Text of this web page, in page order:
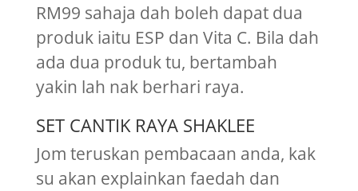
RM99 sahaja dah boleh dapat dua
produk iaitu ESP dan Vita C. Bila dah
ada dua produk tu, bertambah
yakin lah nak berhari raya.
SET CANTIK RAYA SHAKLEE
Jom teruskan pembacaan anda, kak
su akan explainkan faedah dan